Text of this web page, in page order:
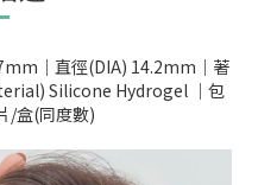
｜直徑(DIA) 14.2mm｜著
Silicone Hydrogel ｜包
/盒(同度數)